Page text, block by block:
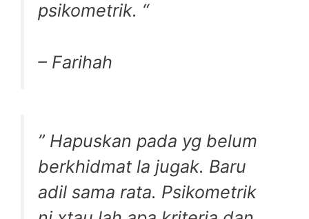
psikometrik. “
– Farihah
” Hapuskan pada yg belum
berkhidmat la jugak. Baru
adil sama rata. Psikometrik